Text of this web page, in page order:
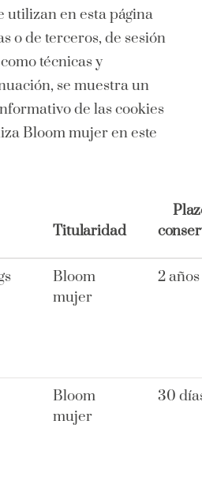
utilizan en esta página
o de terceros, de sesión
técnicas y
se muestra un
de las cookies
Bloom mujer en este
Titularidad
Bloom
mujer
2 años
Bloom
mujer
30